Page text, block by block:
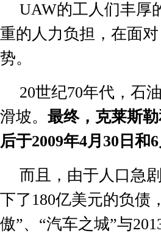
UAW的工人们丰厚
重的人力负担，在面
势。
20世纪70年代，石
滑坡。 最终，克莱斯
后于2009年4月 30 日和6
而且，由于人口急
下了 180亿美元的负债
傲”、“汽车之城”与